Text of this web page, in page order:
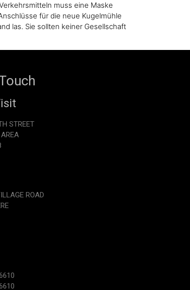
muss eine Maske
für die neue Kugelmühle
las. Sie sollten keiner Gesellschaft
STREET
ROAD